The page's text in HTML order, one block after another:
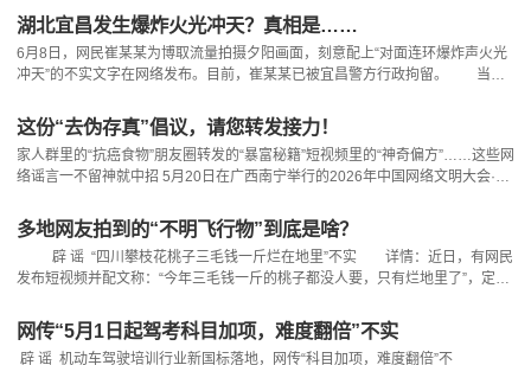
网络投票环节，为期一周的投票战况火热，网民纷纷为自己心仪的“辟谣侠”投出
支持票。日前，“辟谣侠”网络辟谣IP形象征集活动作品网络投票工作已顺利完
成。结合大众票选和专家评审，40件
湖北宜昌发生爆炸火光冲天？真相是……
6月8日，网民崔某某为博取流量拍摄夕阳画面，刻意配上“对面连环爆炸声火光
冲天”的不实文字在网络发布。目前，崔某某已被宜昌警方行政拘留。 当
区夕阳画面，刻意配上夸张文案，伪装成“疑似爆炸”的假象，在网络平台发
布。 经核实，该消息为不实谣言，宜昌警方迅速锁定违法嫌疑人崔某
某。 目前，警方已依法对崔某某作出行政拘留5日、罚款20
这份“去伪存真”倡议，请您转发接力！
家人群里的“抗癌食物”朋友圈转发的“暴富秘籍”短视频里的“神奇偏方”……这些网
络谣言一不留神就中招 5月20日在广西南宁举行的2026年中国网络文明大会·网
相守望者筑牢防线，做民生安全守护者扛起责任，做协同共治建设者弘扬科学，
做网络文明践行者0:00/2:57科学精神是最好的“过滤网”人人都是辟谣志愿者动动
多地网友拍到的“不明飞行物”到底是啥？
辟 谣 “四川攀枝花桃子三毛钱一斤烂在地里”不实 详情：近日，有网民
发布短视频并配文称：“今年三毛钱一斤的桃子都没人要，只有烂地里了”，定位
上述信息内容不实。该视频为攀枝花市仁和区务本乡一村民发布，视频拍摄地点
是油桃收购高峰期，果农临时集中堆放分拣出来的残次果、次等果点位，当地
网传“5月1日起驾考科目加项，难度翻倍”不实
辟 谣 机动车驾驶培训行业新国标落地，网传“科目加项，难度翻倍”不